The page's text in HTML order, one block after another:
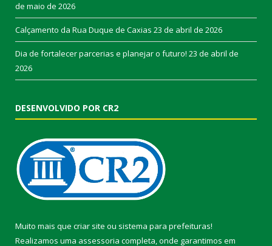
de maio de 2026
Calçamento da Rua Duque de Caxias 23 de abril de 2026
Dia de fortalecer parcerias e planejar o futuro! 23 de abril de
2026
DESENVOLVIDO POR CR2
Muito mais que criar site ou sistema para prefeituras!
Realizamos uma assessoria completa, onde garantimos em